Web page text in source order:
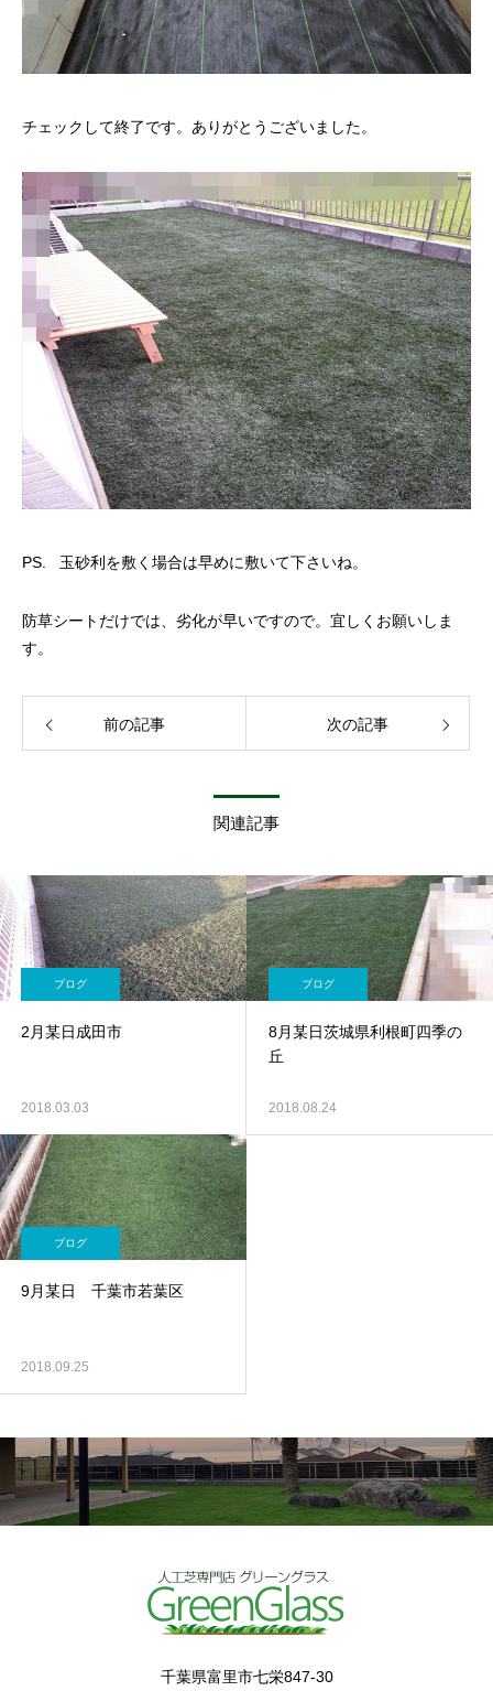
チェックして終了です。ありがとうございました。
PS. 玉砂利を敷く場合は早めに敷いて下さいね。
防草シートだけでは、劣化が早いですので。宜しくお願いしま
す。
前の記事 次の記事
関連記事
ブログ
2月某日成田市
2018.03.03
ブログ
8月某日茨城県利根町四季の
丘
2018.08.24
ブログ
9月某日 千葉市若葉区
2018.09.25
千葉県富里市七栄847-30